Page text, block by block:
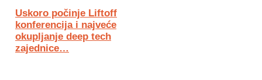
Uskoro počinje Liftoff
konferencija i najveće
okupljanje deep tech
zajednice…